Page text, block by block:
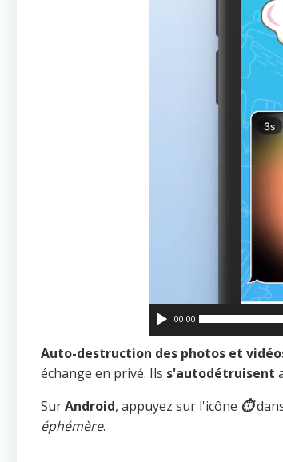
00:00
Auto-destruction des photos et
échange en privé. Ils s'autodétruisent
SurAndroid, appuyez sur l'icône ⏱
éphémère.